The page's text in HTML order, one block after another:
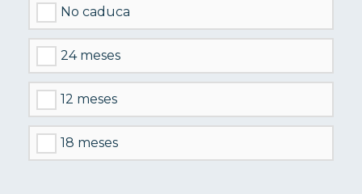
No caduca
24 meses
12 meses
18 meses